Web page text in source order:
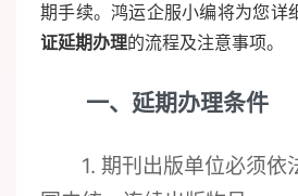
期手续。鸿运企服小编将为您详
证延期办理的流程及注意事项。
一、延期办理条件
1. 期刊出版单位必须依